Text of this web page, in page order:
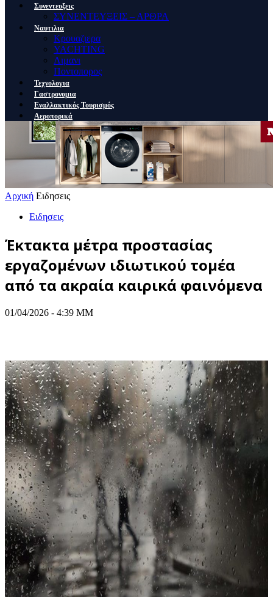
Συνεντευξεις
ΣΥΝΕΝΤΕΥΞΕΙΣ – ΑΡΘΡΑ
Ναυτιλια
Κρουαζιερα
YACHTING
Λιμανι
Ποντοπορος
Τεχνολογια
Γαστρονομια
Εναλλακτικός Τουρισμός
Αεροπορικά
Αρχική Ειδησεις
Ειδησεις
Έκτακτα μέτρα προστασίας
εργαζομένων ιδιωτικού τομέα
από τα ακραία καιρικά φαινόμενα
01/04/2026 - 4:39 ΜΜ